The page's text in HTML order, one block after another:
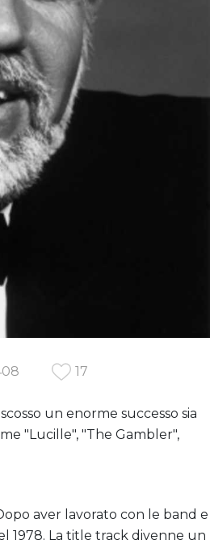
17
un enorme successo sia
"Lucille", "The Gambler",
aver lavorato con le band e
1978. La title track divenne un